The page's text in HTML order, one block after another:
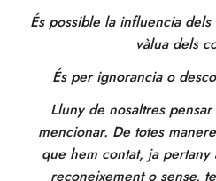
És possible la influencia
vàlua dels
És per ignorancia o
Lluny de nosaltres
mencionar. De totes
que hem contat, ja pertany
reconeixement o sense,